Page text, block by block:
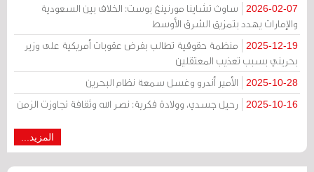
2026-02-07
ساوث تشاينا مورنينغ بوست: الخلاف بين السعودية
والإمارات يهدد بتمزيق الشرق الأوسط
2025-12-19
منظمة حقوقية تطالب بفرض عقوبات أمريكية على وزير
بحريني بسبب تعذيب المعتقلين
2025-10-28 الأمير أندرو وغسل سمعة نظام البحرين
2025-10-16 رحيل جسدي، وولادة فكرية: نصر الله وثقافة تجاوزت الزمن
المزيد...